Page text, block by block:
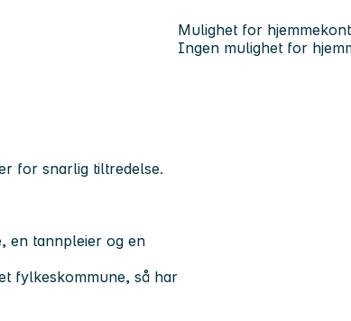
Mulighet for
Ingen mulighet for
for snarlig tiltredelse.
en tannpleier og en
fylkeskommune, så har